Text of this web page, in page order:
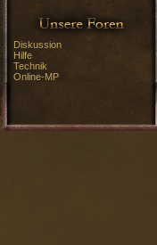
Diskussion
Hilfe
Technik
Online-MP